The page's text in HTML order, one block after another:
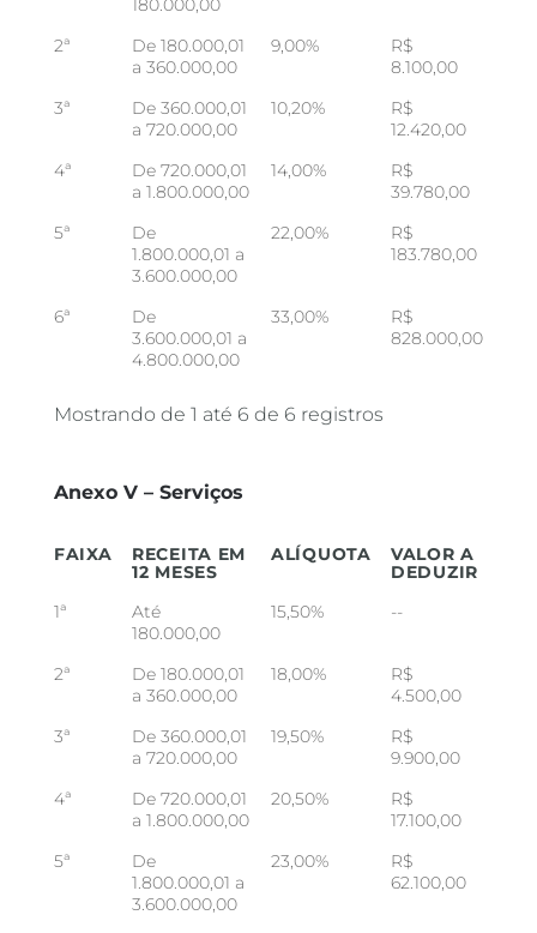
180.000,00
2ª
De 180.000,01
a 360.000,00
9,00%
R$
8.100,00
3ª
De 360.000,01
a 720.000,00
10,20%
R$
12.420,00
4ª
De 720.000,01
a 1.800.000,00
14,00%
R$
39.780,00
5ª
De
1.800.000,01 a
3.600.000,00
22,00%
R$
183.780,00
6ª
De
3.600.000,01 a
4.800.000,00
33,00%
R$
828.000,00
Mostrando de 1 até 6 de 6 registros
Anexo V – Serviços
FAIXA
RECEITA EM
12 MESES
ALÍQUOTA
VALOR A
DEDUZIR
1ª
Até
180.000,00
15,50% --
2ª
De 180.000,01
a 360.000,00
18,00%
R$
4.500,00
3ª
De 360.000,01
a 720.000,00
19,50%
R$
9.900,00
4ª
De 720.000,01
a 1.800.000,00
20,50%
R$
17.100,00
5ª
De
1.800.000,01 a
3.600.000,00
23,00%
R$
62.100,00